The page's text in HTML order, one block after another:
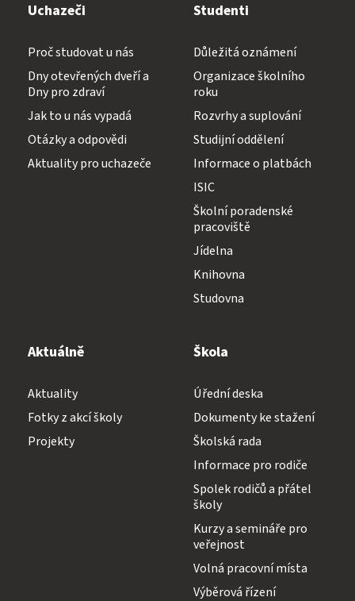
Uchazeči
Proč studovat u nás
Dny otevřených dveří a
Dny pro zdraví
Jak to u nás vypadá
Otázky a odpovědi
Aktuality pro uchazeče
Studenti
Důležitá oznámení
Organizace školního
roku
Rozvrhy a suplování
Studijní oddělení
Informace o platbách
ISIC
Školní poradenské
pracoviště
Jídelna
Knihovna
Studovna
Aktuálně
Aktuality
Fotky z akcí školy
Projekty
Škola
Úřední deska
Dokumenty ke stažení
Školská rada
Informace pro rodiče
Spolek rodičů a přátel
školy
Kurzy a semináře pro
veřejnost
Volná pracovní místa
Výběrová řízení